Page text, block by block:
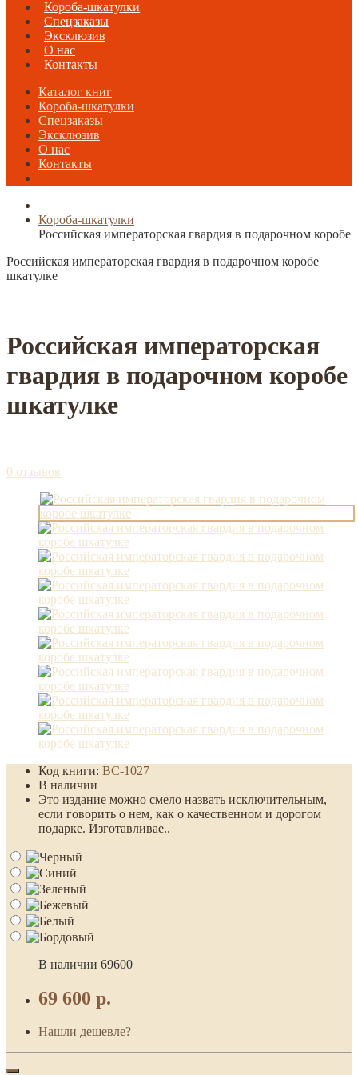
Короба-шкатулки
Спецзаказы
Эксклюзив
О нас
Контакты
Каталог книг
Короба-шкатулки
Спецзаказы
Эксклюзив
О нас
Контакты
Короба-шкатулки
Российская императорская гвардия в подарочном коробе
Российская императорская гвардия в подарочном коробе
шкатулке
Российская императорская
гвардия в подарочном коробе
шкатулке
0 отзывов
Код книги: BC-1027
В наличии
Это издание можно смело назвать исключительным,
если говорить о нем, как о качественном и дорогом
подарке. Изготавливае..
В наличии 69600
69 600 р.
Нашли дешевле?